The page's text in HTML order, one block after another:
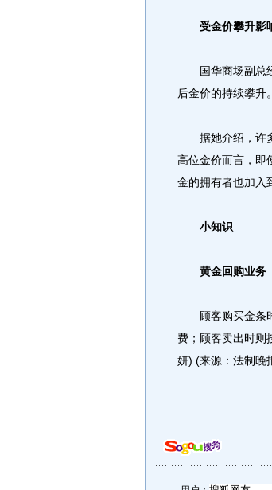
受金价攀升影
国华商场副总经
后金价的持续攀升。
据她介绍，许多
高位金价而言，即
金的拥有者也加入
小知识
黄金回购业务
顾客购买金条时
费；顾客卖出时则
妍) (来源：法制晚